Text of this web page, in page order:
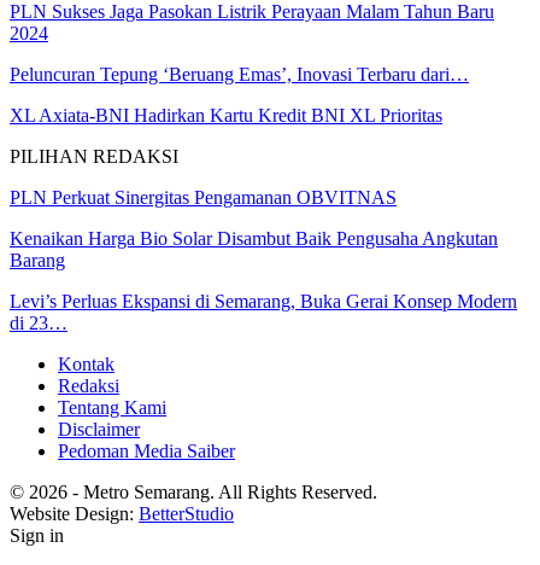
PLN Sukses Jaga Pasokan Listrik Perayaan Malam Tahun Baru
2024
Peluncuran Tepung ‘Beruang Emas’, Inovasi Terbaru dari…
XL Axiata-BNI Hadirkan Kartu Kredit BNI XL Prioritas
PILIHAN REDAKSI
PLN Perkuat Sinergitas Pengamanan OBVITNAS
Kenaikan Harga Bio Solar Disambut Baik Pengusaha Angkutan
Barang
Levi’s Perluas Ekspansi di Semarang, Buka Gerai Konsep Modern
di 23…
Kontak
Redaksi
Tentang Kami
Disclaimer
Pedoman Media Saiber
© 2026 - Metro Semarang. All Rights Reserved.
Website Design: BetterStudio
Sign in